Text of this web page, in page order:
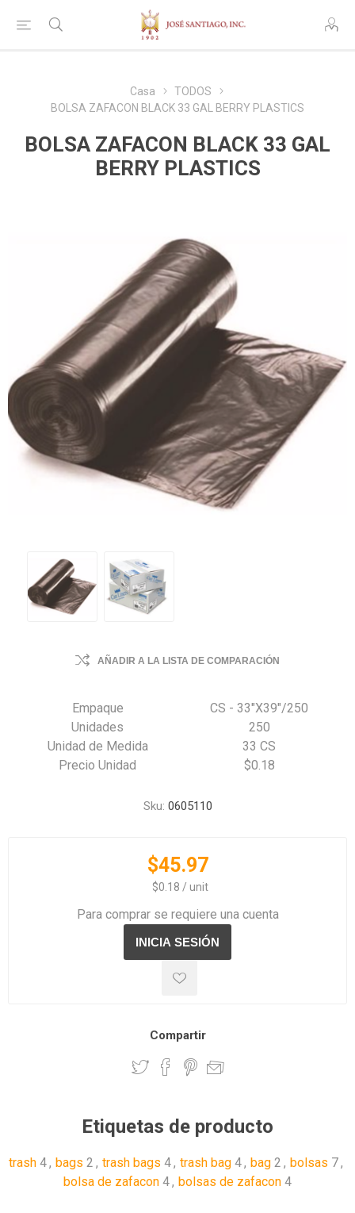
Casa
TODOS
BOLSA ZAFACON BLACK 33 GAL BERRY PLASTICS
BOLSA ZAFACON BLACK 33 GAL
BERRY PLASTICS
AÑADIR A LA LISTA DE COMPARACIÓN
Empaque
CS - 33"X39"/250
Unidades
250
Unidad de Medida
33 CS
Precio Unidad
$0.18
Sku: 0605110
$45.97
‏‏‎ ‎‏‏‎ ‎$0.18 / unit
Para comprar se requiere una cuenta
Compartir
Etiquetas de producto
trash 4, bags 2 , trash bags 4, trash bag 4, bag 2 , bolsas 7,
bolsa de zafacon 4, bolsas de zafacon 4